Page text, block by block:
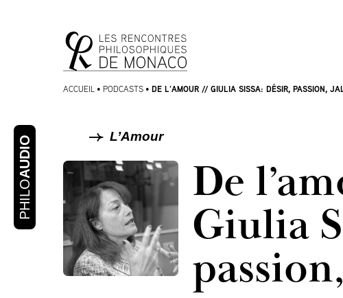
contenu
ACCUEIL • PODCASTS • DE L’AMOUR // GIULIA SISSA: DÉSIR, PASSION,
L’Amour
De
Giulia
PHILO
AUDIO